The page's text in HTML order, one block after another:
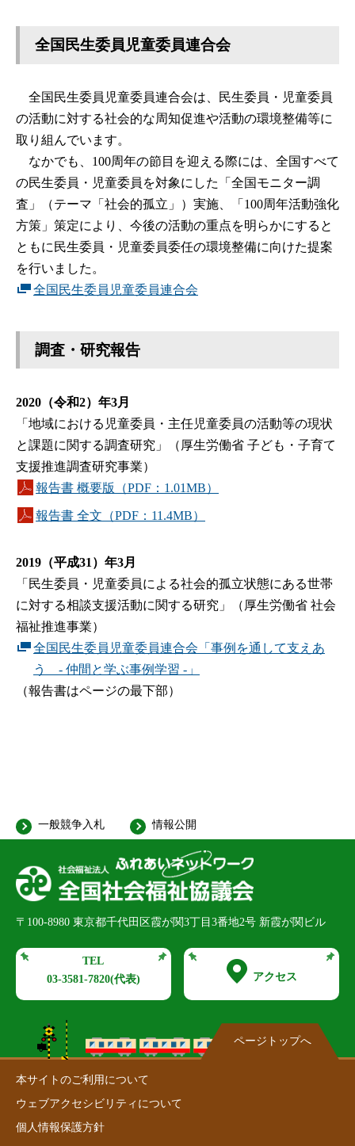
全国民生委員児童委員連合会
全国民生委員児童委員連合会は、民生委員・児童委員
の活動に対する社会的な周知促進や活動の環境整備等に
取り組んでいます。
なかでも、100周年の節目を迎える際には、全国すべて
の民生委員・児童委員を対象にした「全国モニター調
査」（テーマ「社会的孤立」）実施、「100周年活動強化
方策」策定により、今後の活動の重点を明らかにすると
ともに民生委員・児童委員委任の環境整備に向けた提案
を行いました。
全国民生委員児童委員連合会
調査・研究報告
2020（令和2）年3月
「地域における児童委員・主任児童委員の活動等の現状
と課題に関する調査研究」（厚生労働省 子ども・子育て
支援推進調査研究事業）
報告書 概要版（PDF：1.01MB）
報告書 全文（PDF：11.4MB）
2019（平成31）年3月
「民生委員・児童委員による社会的孤立状態にある世帯
に対する相談支援活動に関する研究」（厚生労働省 社会
福祉推進事業）
全国民生委員児童委員連合会「事例を通して支えあ
う - 仲間と学ぶ事例学習 -」
（報告書はページの最下部）
一般競争入札 情報公開
〒100-8980 東京都千代田区霞が関3丁目3番地2号 新霞が関ビル
TEL
03-3581-7820(代表) アクセス
本サイトのご利用について
ウェブアクセシビリティについて
個人情報保護方針
ページトップへ